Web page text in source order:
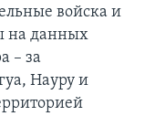
войска и
на данных
– за
Науру и